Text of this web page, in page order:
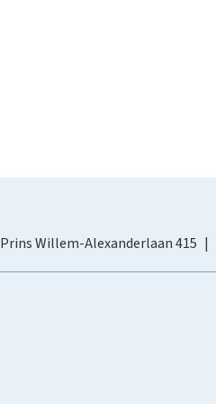
Prins Willem-Alexanderlaan 415